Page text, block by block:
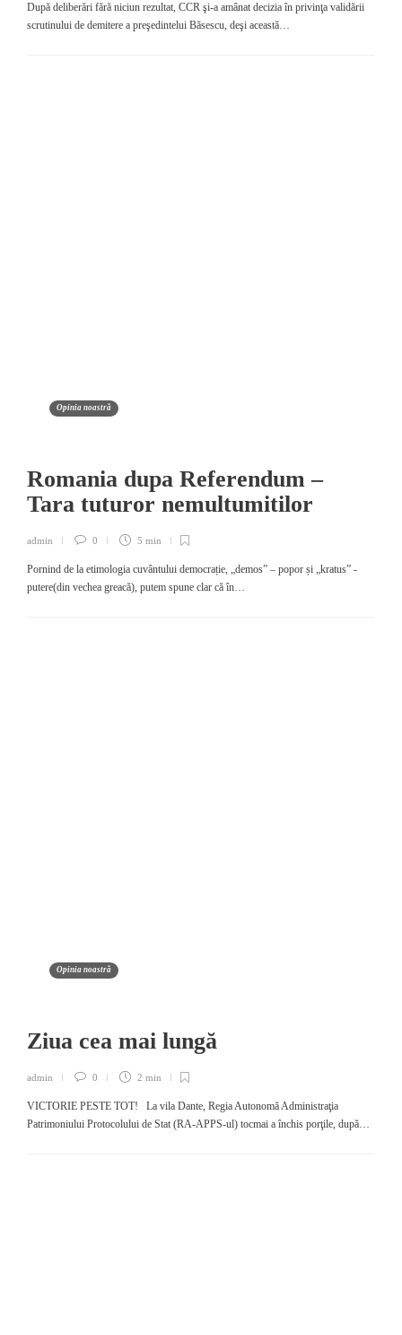
După deliberări fără niciun rezultat, CCR şi-a amânat decizia în privinţa validării
scrutinului de demitere a preşedintelui Băsescu, deşi această…
Opinia noastră
Romania dupa Referendum –
Tara tuturor nemultumitilor
admin 0 5 min
Pornind de la etimologia cuvântului democrație, „demos” – popor și „kratus” -
putere(din vechea greacă), putem spune clar că în…
Opinia noastră
Ziua cea mai lungă
admin 0 2 min
VICTORIE PESTE TOT! La vila Dante, Regia Autonomă Administraţia
Patrimoniului Protocolului de Stat (RA-APPS-ul) tocmai a închis porţile, după…